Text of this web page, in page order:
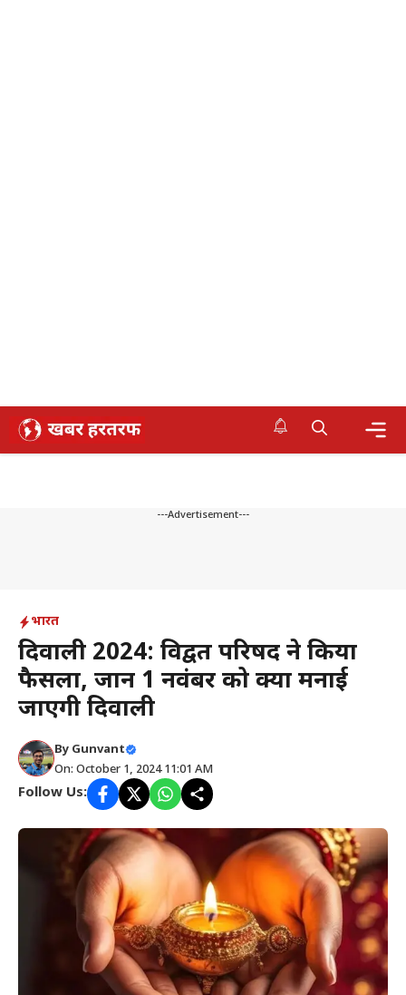
Skip
---Advertisement---
भारत
दिवाली 2024: विद्वत परिषद ने किया
फैसला, जानें 1 नवंबर को क्यों मनाई
जाएगी दिवाली
By Gunvant
On: October 1, 2024 11:01 AM
Follow Us: